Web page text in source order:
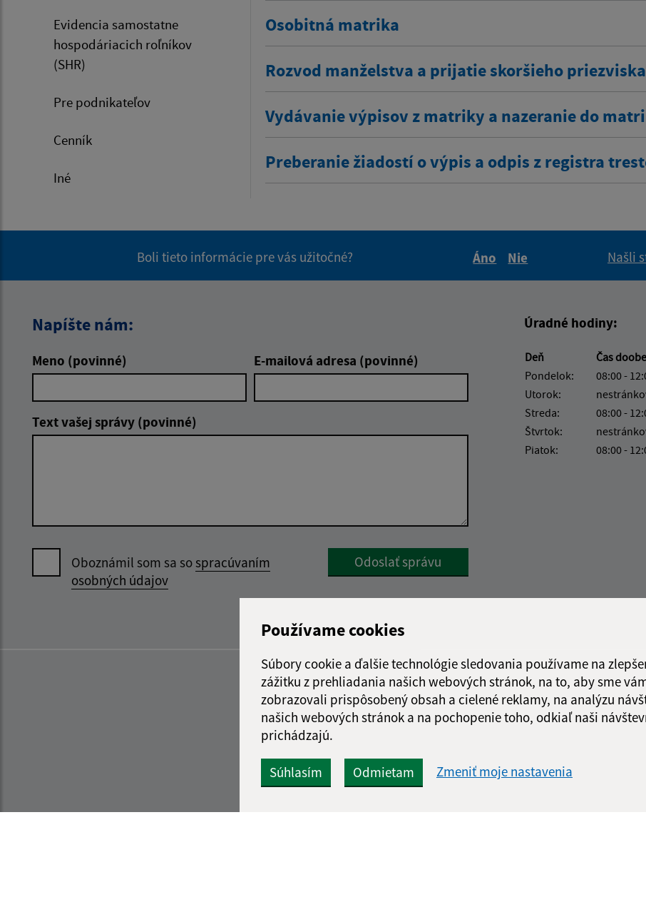
Používame cookies
Súbory cookie a ďalšie technológie sledovania používame na
zážitku z prehliadania našich webových stránok, na to, aby sme
zobrazovali prispôsobený obsah a cielené reklamy, na analýzu
našich webových stránok a na pochopenie toho, odkiaľ naši
prichádzajú.
Súhlasím Odmietam Zmeniť moje nastavenia
Evidencia samostatne
hospodáriacich roľníkov
(SHR)
Pre podnikateľov
Cenník
Iné
Osobitná matrika
Rozvod manželstva a prijatie skoršieho priezviska
Vydávanie výpisov z matriky a nazeranie do
Preberanie žiadostí o výpis a odpis z registra
Boli tieto informácie pre vás užitočné?
Áno
Nie
Našli
Napíšte nám:
Meno (povinné) E-mailová adresa (povinné)
Text vašej správy (povinné)
Oboznámil som sa sospracúvaním
osobných údajov
Google reCaptcha Response
Odoslať správu
Úradné hodiny:
Deň Čas
Pondelok:
08:00 -
Utorok:
Streda:
08:00 -
Štvrtok:
Piatok:
08:00 -